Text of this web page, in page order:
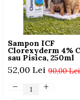
Sampon ICF
Clorexyderm 4%
sau Pisica, 250ml
90,00 Lei
52,00 Lei